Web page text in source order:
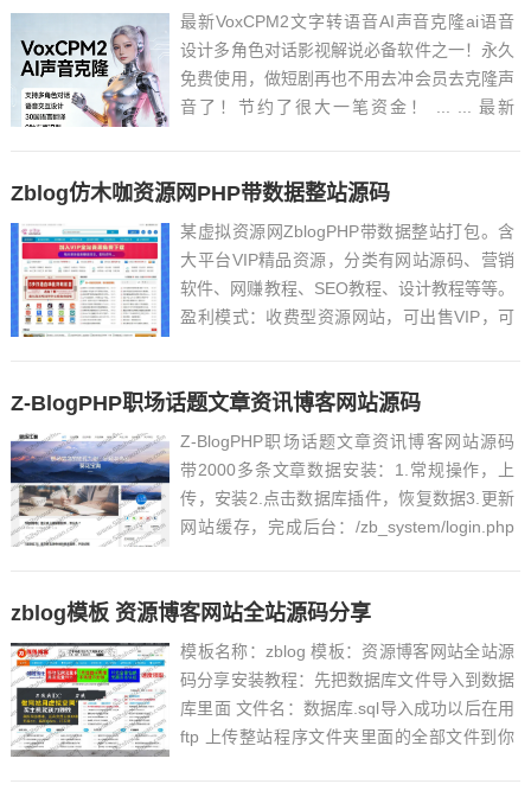
合集精华版...
最新VoxCPM2文字转语音AI声音克隆ai语音
设计多角色对话影视解说必备软件之一！永久
免费使用，做短剧再也不用去冲会员去克隆声
音了！节约了很大一笔资金！ ... ... 最新
使用，做短剧再也不用去冲会...
Zblog仿木咖资源网PHP带数据整站源码
某虚拟资源网ZblogPHP带数据整站打包。含
大平台VIP精品资源，分类有网站源码、营销
软件、网赚教程、SEO教程、设计教程等等。
盈利模式：收费型资源网站，可出售VIP，可
超1200G此处内容已经被作者隐藏，请输入验
Z-BlogPHP职场话题文章资讯博客网站源码
Z-BlogPHP职场话题文章资讯博客网站源码
带2000多条文章数据安装：1.常规操作，上
传，安装2.点击数据库插件，恢复数据3.更新
网站缓存，完成后台：/zb_system/login.php
zblog模板 资源博客网站全站源码分享
模板名称：zblog 模板：资源博客网站全站源
码分享安装教程：先把数据库文件导入到数据
库里面 文件名：数据库.sql导入成功以后在用
ftp 上传整站程序文件夹里面的全部文件到你